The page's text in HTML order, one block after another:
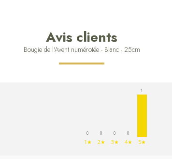
Avis clients
Bougie de l'Avent numérotée - Blanc - 25cm
0
1★
0
2★
0
3★
0
4★
1
5★